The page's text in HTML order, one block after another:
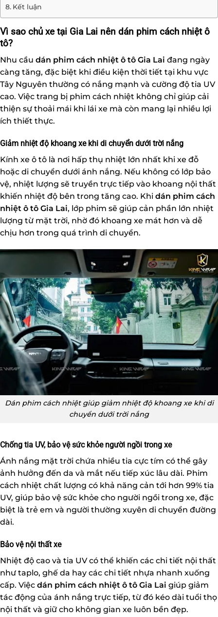
Kết luận
Vì sao chủ xe tại Gia Lai nên dán phim cách nhiệt ô
tô?
Nhu cầu dán phim cách nhiệt ô tô Gia Lai đang ngày
càng tăng, đặc biệt khi điều kiện thời tiết tại khu vực
Tây Nguyên thường có nắng mạnh và cường độ tia UV
cao. Việc trang bị phim cách nhiệt không chỉ giúp cải
thiện sự thoải mái khi lái xe mà còn mang lại nhiều lợi
ích thiết thực.
Giảm nhiệt độ khoang xe khi di chuyển dưới trời nắng
Kính xe ô tô là nơi hấp thụ nhiệt lớn nhất khi xe đỗ
hoặc di chuyển dưới ánh nắng. Nếu không có lớp bảo
vệ, nhiệt lượng sẽ truyền trực tiếp vào khoang nội thất
khiến nhiệt độ bên trong tăng cao. Khi dán phim cách
nhiệt ô tô Gia Lai, lớp phim sẽ giúp cản phần lớn nhiệt
lượng từ mặt trời, nhờ đó khoang xe mát hơn và dễ
chịu hơn trong quá trình di chuyển.
Dán phim cách nhiệt giúp giảm nhiệt độ khoang xe khi di
chuyển dưới trời nắng
Chống tia UV, bảo vệ sức khỏe người ngồi trong xe
Ánh nắng mặt trời chứa nhiều tia cực tím có thể gây
ảnh hưởng đến da và mắt nếu tiếp xúc lâu dài. Phim
cách nhiệt chất lượng có khả năng cản tới hơn 99% tia
UV, giúp bảo vệ sức khỏe cho người ngồi trong xe, đặc
biệt là trẻ em và người thường xuyên di chuyển đường
dài.
Bảo vệ nội thất xe
Nhiệt độ cao và tia UV có thể khiến các chi tiết nội thất
như taplo, ghế da hay các chi tiết nhựa nhanh xuống
cấp. Việc dán phim cách nhiệt ô tô Gia Lai giúp giảm
tác động của ánh nắng trực tiếp, từ đó kéo dài tuổi thọ
nội thất và giữ cho không gian xe luôn bền đẹp.